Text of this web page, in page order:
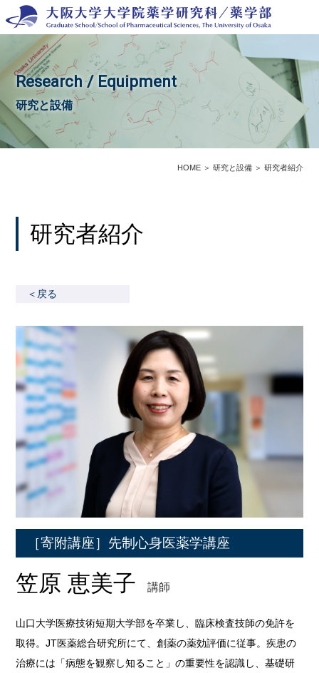
Research / Equipment
研究と設備
HOME＞ 研究と設備＞ 研究者紹介
研究者紹介
＜戻る
［寄附講座］先制心身医薬学講座
笠原 恵美子 講師
山口大学医療技術短期大学部を卒業し、臨床検査技師の免許を
取得。JT医薬総合研究所にて、創薬の薬効評価に従事。疾患の
治療には「病態を観察し知ること」の重要性を認識し、基礎研